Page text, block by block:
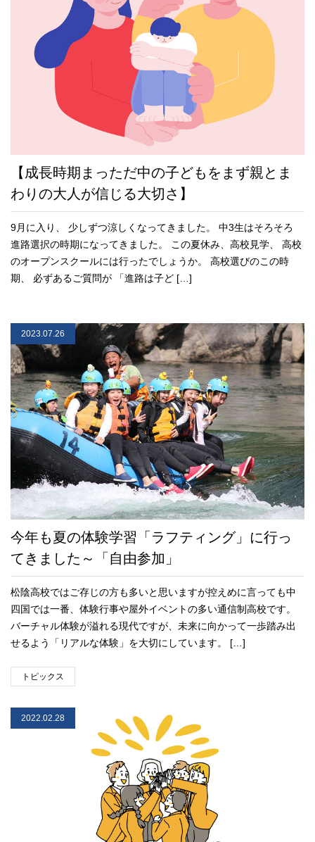
【成長時期まっただ中の子どもをまず親とま
わりの大人が信じる大切さ】
9月に入り、 少しずつ涼しくなってきました。 中3生はそろそろ
進路選択の時期になってきました。 この夏休み、高校見学、 高校
のオープンスクールには行ったでしょうか。 高校選びのこの時
期、 必ずあるご質問が 「進路は子ど […]
2023.07.26
今年も夏の体験学習「ラフティング」に行っ
てきました～「自由参加」
松陰高校ではご存じの方も多いと思いますが控えめに言っても中
四国では一番、体験行事や屋外イベントの多い通信制高校です。
バーチャル体験が溢れる現代ですが、未来に向かって一歩踏み出
せるよう「リアルな体験」を大切にしています。 […]
トピックス
2022.02.28